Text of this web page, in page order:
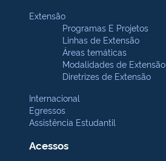
Extensão
Programas E Projetos
Linhas de Extensão
Áreas temáticas
Modalidades de Extensão
Diretrizes de Extensão
Internacional
Egressos
Assistência Estudantil
Acessos